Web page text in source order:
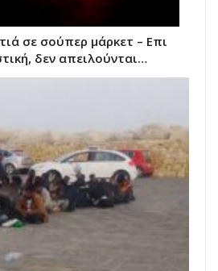
σε σούπερ μάρκετ – Επι
δεν απειλούνται…